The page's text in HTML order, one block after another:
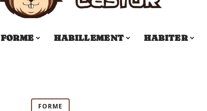
FORME HABILLEMENT HABITER
FORME